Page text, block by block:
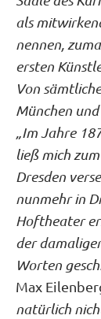
als
nennen,
ersten
Von
München
„Im Jahre
ließ mich
Dresden
nunmehr in
Hoftheater
der
Worten
Max
natürlich